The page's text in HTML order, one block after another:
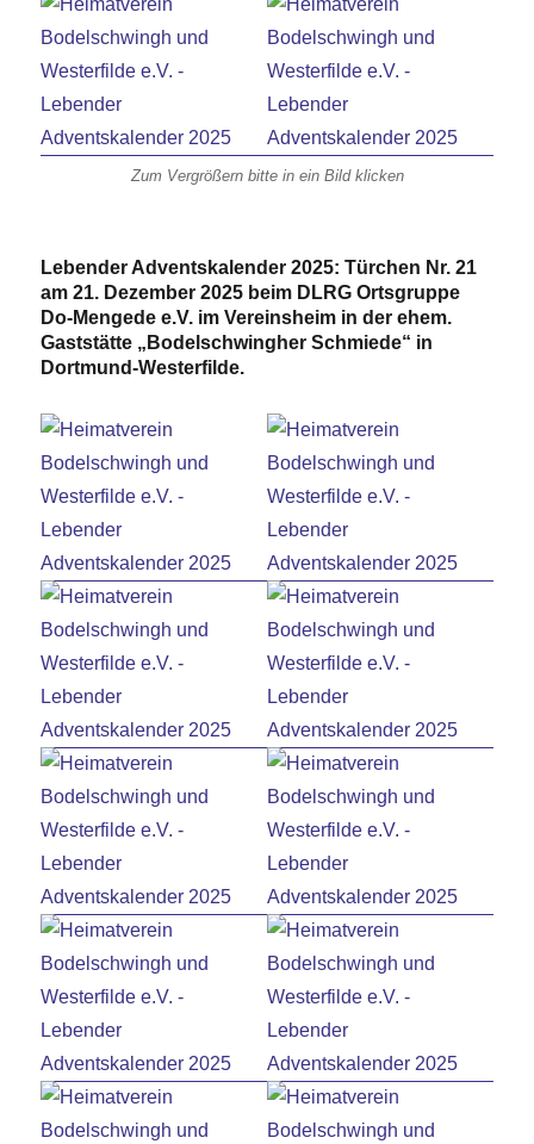
Zum Vergrößern bitte in ein Bild klicken
Lebender Adventskalender 2025: Türchen Nr. 21
am 21. Dezember 2025 beim DLRG Ortsgruppe
Do-Mengede e.V. im Vereinsheim in der ehem.
Gaststätte „Bodelschwingher Schmiede“ in
Dortmund-Westerfilde.